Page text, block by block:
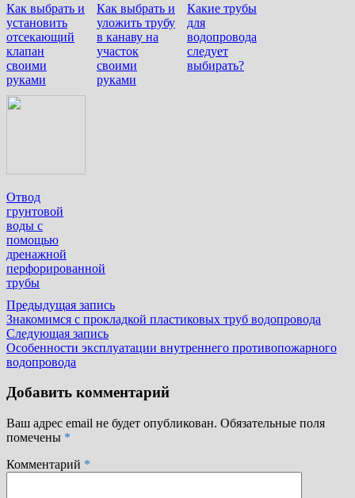
Как выбрать и
установить
отсекающий
клапан
своими
руками
Как выбрать и
уложить трубу
в канаву на
участок
своими
руками
Какие трубы
для
водопровода
следует
выбирать?
Отвод
грунтовой
воды с
помощью
дренажной
перфорированной
трубы
Навигация
по
записям
Предыдущая записьПредыдущая
запись:
Знакомимся с прокладкой пластиковых труб водопровода
Следующая записьСледующая
запись:
Особенности эксплуатации внутреннего противопожарного
водопровода
Добавить комментарий
Ваш адрес email не будет опубликован. Обязательные поля
помечены *
Комментарий *